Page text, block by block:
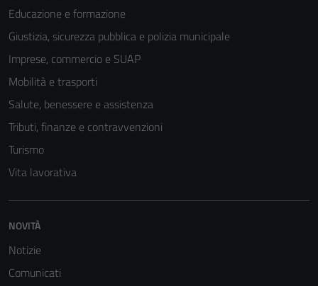
Educazione e formazione
Giustizia, sicurezza pubblica e polizia municipale
Imprese, commercio e SUAP
Mobilità e trasporti
Salute, benessere e assistenza
Tributi, finanze e contravvenzioni
Turismo
Vita lavorativa
NOVITÀ
Notizie
Comunicati